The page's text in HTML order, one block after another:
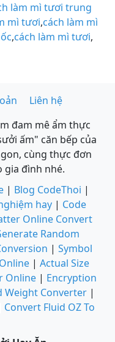
làm mì tươi trung
mì tươi,cách làm mì
,cách làm mì tươi,
Liên hệ
đam mê ẩm thực
ấm" căn bếp của
cùng thực đơn
gia đình nhé.
| Blog CodeThoi |
hay| Code
Online Convert
Random
| Symbol
| Actual Size
Online | Encryption
Weight Converter |
Convert Fluid OZ To